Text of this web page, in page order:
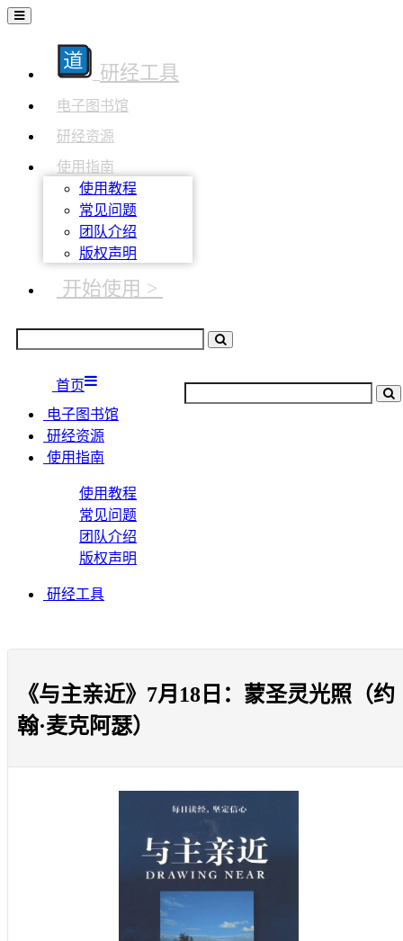
研经工具
电子图书馆
研经资源
使用指南
使用教程
常见问题
团队介绍
版权声明
开始使用 >
首页
电子图书馆
研经资源
使用指南
使用教程
常见问题
团队介绍
版权声明
研经工具
《与主亲近》7月18日：蒙圣灵光照（约
翰·麦克阿瑟）